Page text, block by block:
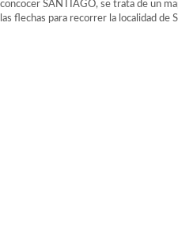
concocer SANTIAGO, se trata de un
las flechas para recorrer la localidad de